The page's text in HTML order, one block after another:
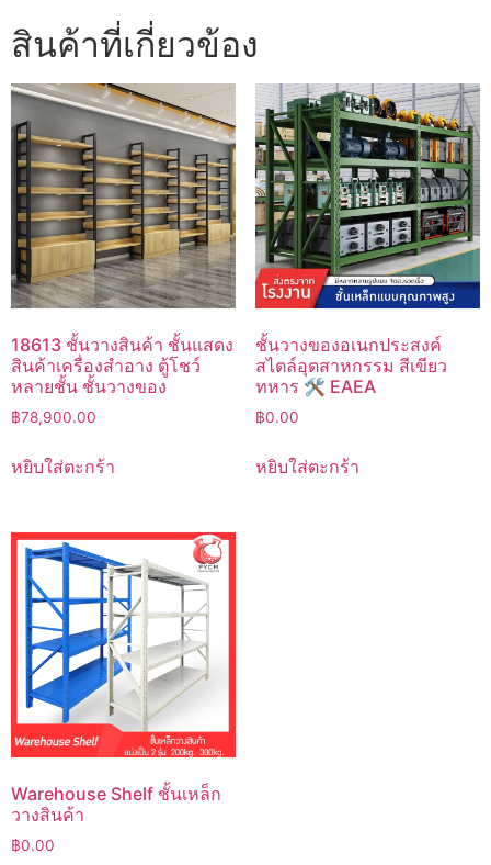
สินค้าที่เกี่ยวข้อง
18613 ชั้นวางสินค้า ชั้นแสดง
สินค้าเครื่องสำอาง ตู้โชว์
หลายชั้น ชั้นวางของ
฿78,900.00
หยิบใส่ตะกร้า
ชั้นวางของอเนกประสงค์
สไตล์อุตสาหกรรม สีเขียว
ทหาร 🛠️ EAEA
฿0.00
หยิบใส่ตะกร้า
Warehouse Shelf ชั้นเหล็ก
วางสินค้า
฿0.00